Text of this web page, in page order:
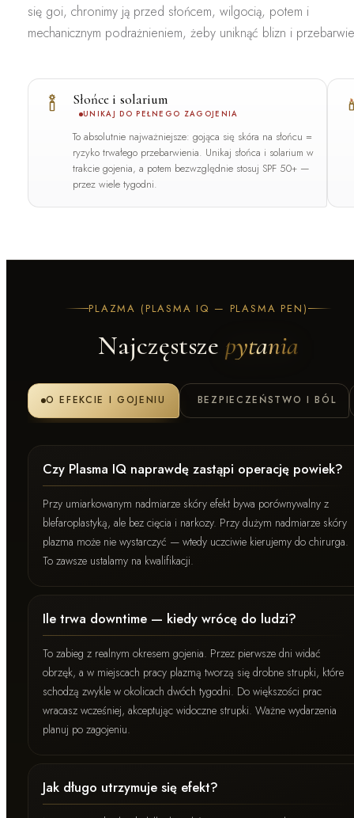
się goi, chronimy ją przed słońcem, wilgocią, potem i
mechanicznym podrażnieniem, żeby uniknąć blizn i
Słońce i solarium
UNIKAJ DO PEŁNEGO ZAGOJENIA
To absolutnie najważniejsze: gojąca się skóra na słońcu =
ryzyko trwałego przebarwienia. Unikaj słońca i solarium w
trakcie gojenia, a potem bezwzględnie stosuj SPF 50+—
przez wiele tygodni.
PLAZMA (PLASMA IQ — PLASMA PEN)
Najczęstsze pytania
O EFEKCIE I GOJENIU BEZPIECZEŃSTWO I BÓL
Czy Plasma IQ naprawdę zastąpi operację powiek?
Przy umiarkowanym nadmiarze skóry efekt bywa porównywalny z
blefaroplastyką, ale bez cięcia i narkozy. Przy dużym nadmiarze skóry
plazma może nie wystarczyć — wtedy uczciwie kierujemy do chirurga.
To zawsze ustalamy na kwalifikacji.
Ile trwa downtime — kiedy wrócę do ludzi?
To zabieg z realnym okresem gojenia. Przez pierwsze dni widać
obrzęk, a w miejscach pracy plazmą tworzą się drobne strupki, które
schodzą zwykle w okolicach dwóch tygodni. Do większości prac
wracasz wcześniej, akceptując widoczne strupki. Ważne wydarzenia
planuj po zagojeniu.
Jak długo utrzymuje się efekt?